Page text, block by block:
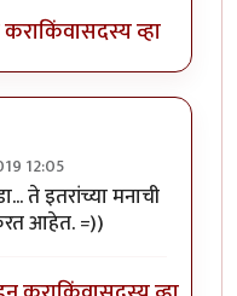
किंवासदस्य व्हा
12:05
आहेत ? काय बोलता ?
ते इतरांच्या मनाची
आहेत. =))